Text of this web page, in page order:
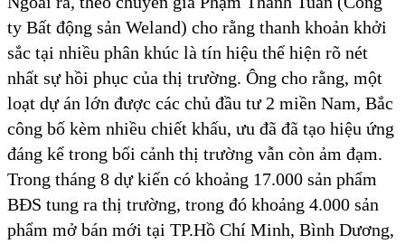
ty Bất động sản Weland) cho rằng thanh khoản khởi
sắc tại nhiều phân khúc là tín hiệu thể hiện rõ nét
nhất sự hồi phục của thị trường. Ông cho rằng, một
loạt dự án lớn được các chủ đầu tư 2 miền Nam, Bắc
công bố kèm nhiều chiết khấu, ưu đã đã tạo hiệu ứng
đáng kể trong bối cảnh thị trường vẫn còn ảm đạm.
Trong tháng 8 dự kiến có khoảng 17.000 sản phẩm
BĐS tung ra thị trường, trong đó khoảng 4.000 sản
phẩm mở bán mới tại TP.Hồ Chí Minh, Bình Dương,